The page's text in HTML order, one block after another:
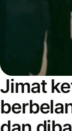
Jimat